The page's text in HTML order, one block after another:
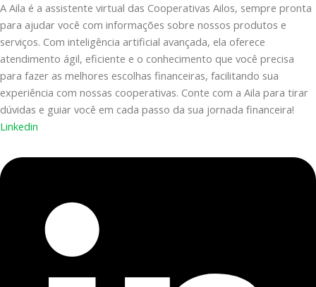
A Aila é a assistente virtual das Cooperativas Ailos, sempre pronta
para ajudar você com informações sobre nossos produtos e
serviços. Com inteligência artificial avançada, ela oferece
atendimento ágil, eficiente e o conhecimento que você precisa
para fazer as melhores escolhas financeiras, facilitando sua
experiência com nossas cooperativas. Conte com a Aila para tirar
dúvidas e guiar você em cada passo da sua jornada financeira!
Linkedin